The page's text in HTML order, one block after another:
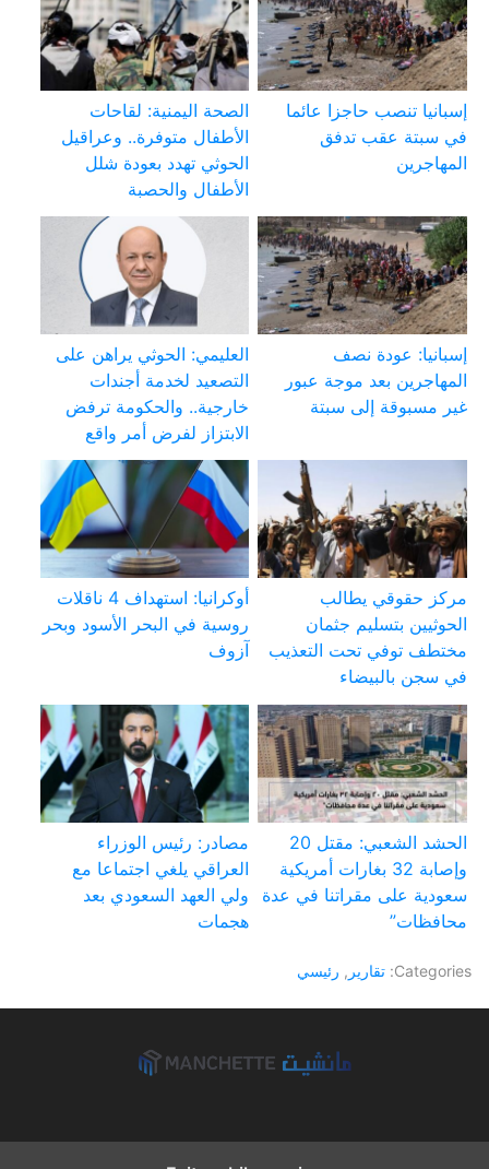
إسبانيا تنصب حاجزا عائما
في سبتة عقب تدفق
المهاجرين
الصحة اليمنية: لقاحات
الأطفال متوفرة.. وعراقيل
الحوثي تهدد بعودة شلل
الأطفال والحصبة
إسبانيا: عودة نصف
المهاجرين بعد موجة عبور
غير مسبوقة إلى سبتة
العليمي: الحوثي يراهن على
التصعيد لخدمة أجندات
خارجية.. والحكومة ترفض
الابتزاز لفرض أمر واقع
مركز حقوقي يطالب
الحوثيين بتسليم جثمان
مختطف توفي تحت التعذيب
في سجن بالبيضاء
أوكرانيا: استهداف 4 ناقلات
روسية في البحر الأسود وبحر
آزوف
الحشد الشعبي: مقتل 20
وإصابة 32 بغارات أمريكية
سعودية على مقراتنا في عدة
محافظات”
مصادر: رئيس الوزراء
العراقي يلغي اجتماعا مع
ولي العهد السعودي بعد
هجمات
Categories: تقارير , رئيسي